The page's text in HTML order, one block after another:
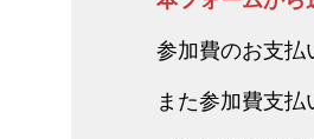
参加費のお支払
また参加費支払